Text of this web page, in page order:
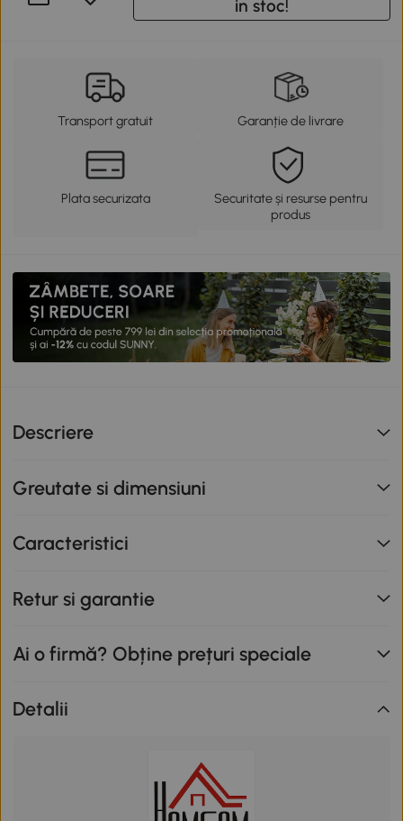
in stoc!
Transport gratuit Garanție de livrare
Plata securizata
Securitate și resurse pentru
produs
Descriere
Greutate si dimensiuni
Caracteristici
Retur si garantie
Ai o firmă? Obține prețuri speciale
Detalii